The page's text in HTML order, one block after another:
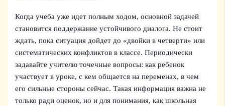
Когда учеба уже идет полным ходом, основной задачей
становится поддержание устойчивого диалога. Не стоит
ждать, пока ситуация дойдет до «двойки в четверти» или
систематических конфликтов в классе. Периодически
задавайте учителю точечные вопросы: как ребенок
участвует в уроке, с кем общается на переменах, в чем
его сильные стороны сейчас. Такая информация важна не
только ради оценок, но и для понимания, как школьная